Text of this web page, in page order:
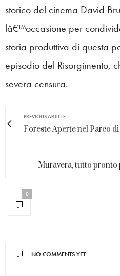
storico del cinema David
lâ€™occasione per
storia produttiva di questa
episodio del Risorgimento,
severa censura.
PREVIOUS ARTICLE
Foreste Aperte nel Parco
Muravera, tutto pronto
0
NO COMMENTS YET